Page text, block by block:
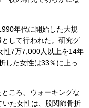
年代に開始した大規
して行われた。研究グ
性7万7,000人以上を14年
した女性は33％に上っ
ころ、ウォーキングな
た女性は、股関節骨折